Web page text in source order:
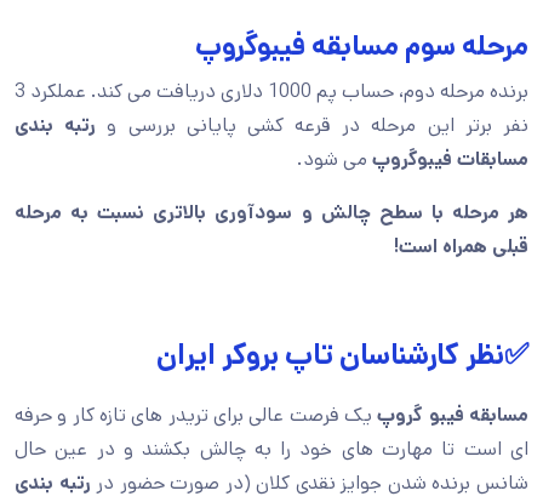
مرحله سوم مسابقه فیبوگروپ
برنده مرحله دوم، حساب پم 1000 دلاری دریافت می کند. عملکرد 3
نفر برتر این مرحله در قرعه کشی پایانی بررسی و رتبه بندی
مسابقات فیبوگروپ می شود.
هر مرحله با سطح چالش و سودآوری بالاتری نسبت به مرحله
قبلی همراه است!
✅نظر کارشناسان تاپ بروکر ایران
مسابقه فیبو گروپیک فرصت عالی برای تریدر های تازه کار و حرفه
ای است تا مهارت های خود را به چالش بکشند و در عین حال
شانس برنده شدن جوایز نقدی کلان (در صورت حضور در رتبه بندی